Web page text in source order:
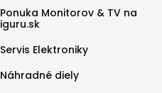
Ponuka Monitorov & TV na
iguru.sk
Servis Elektroniky
Náhradné diely